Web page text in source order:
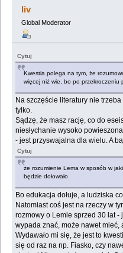
liv
Global Moderator
Cytuj
Kwestia polega na tym, że
więcej niż wie, bo po przekroczeniu
Na szczęście literatury nie
tylko.
Sądzę, że masz rację, co do
niesłychanie wysoko
- jest przyswajalna dla wielu. A
Cytuj
że rozumienie Lema w sposób w
będzie dołowało
Bo edukacja dołuje, a ludziska
Natomiast coś jest na rzeczy w
rozmowy o Lemie sprzed 30 lat -
wypada znać, może nawet mieć,
Wydawało mi się, że jest to
się od raz na np. Fiasko, czy